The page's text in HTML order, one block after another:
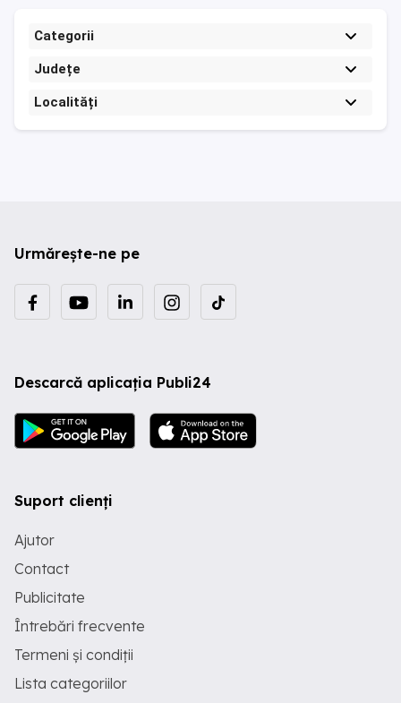
Categorii
Județe
Localități
Urmărește-ne pe
Descarcă aplicația Publi24
Suport clienți
Ajutor
Contact
Publicitate
Întrebări frecvente
Termeni și condiții
Lista categoriilor